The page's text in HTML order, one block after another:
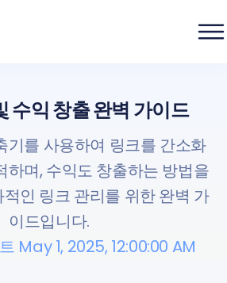
수익 창출 완벽 가이드
기를 사용하여 링크를 간소화
하며, 수익도 창출하는 방법을
인 링크 관리를 위한 완벽 가
이드입니다.
May 1, 2025, 12:00:00 AM